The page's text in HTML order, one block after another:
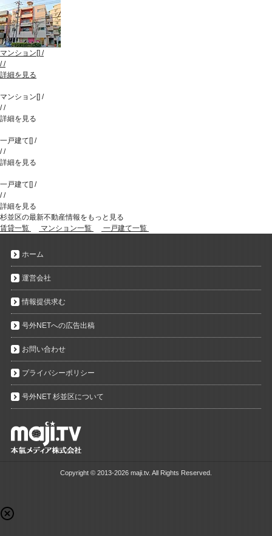
マンション[] /
//
詳細を見る
マンション[] /
//
詳細を見る
一戸建て[] /
//
詳細を見る
一戸建て[] /
//
詳細を見る
杉並区の最新不動産情報をもっと見る
賃貸一覧
マンション一覧 一戸建て一覧
ホーム
運営会社
情報提供求む
号外NETへの広告出稿
お問い合わせ
プライバシーポリシー
号外NET 杉並区について
Copyright © 2013-2026 maji.tv. All Rights Reserved.